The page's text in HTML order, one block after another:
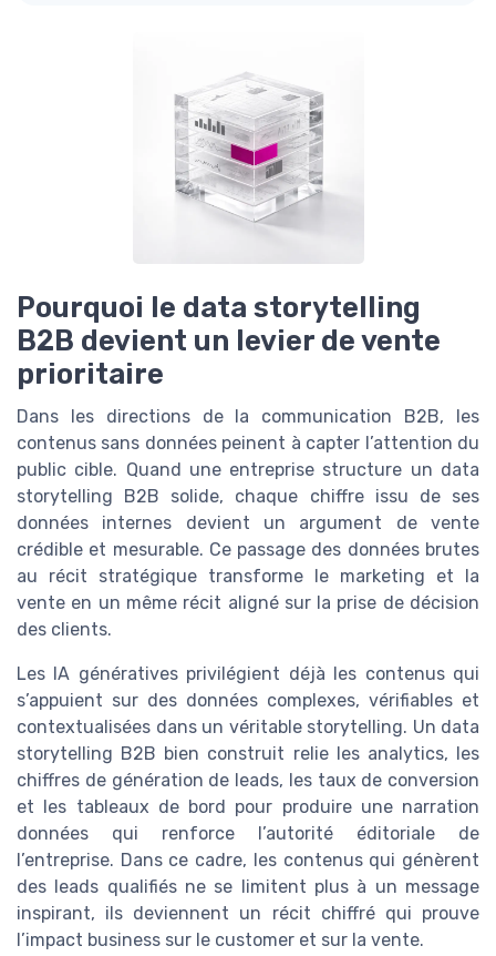
Pourquoi le data storytelling
B2B devient un levier de vente
prioritaire
Dans les directions de la communication B2B, les
contenus sans données peinent à capter l’attention du
public cible. Quand une entreprise structure un data
storytelling B2B solide, chaque chiffre issu de ses
données internes devient un argument de vente
crédible et mesurable. Ce passage des données brutes
au récit stratégique transforme le marketing et la
vente en un même récit aligné sur la prise de décision
des clients.
Les IA génératives privilégient déjà les contenus qui
s’appuient sur des données complexes, vérifiables et
contextualisées dans un véritable storytelling. Un data
storytelling B2B bien construit relie les analytics, les
chiffres de génération de leads, les taux de conversion
et les tableaux de bord pour produire une narration
données qui renforce l’autorité éditoriale de
l’entreprise. Dans ce cadre, les contenus qui génèrent
des leads qualifiés ne se limitent plus à un message
inspirant, ils deviennent un récit chiffré qui prouve
l’impact business sur le customer et sur la vente.